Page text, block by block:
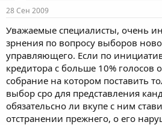
е
м
ы
л
28 Сен 2009
Уважаемые специалисты, очень
зрнения по вопросу выборов
управляющего. Если по
кредитора с больше 10% голосов
собрание на котором поставить
выбор сро для представления
обязательсно ли вкупе с ним
отстранении прежнего, о его